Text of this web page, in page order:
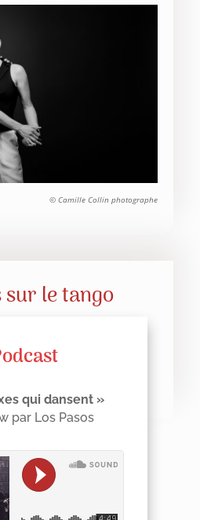
© Camille Collin photographe
sur le tango
qui dansent »
par Los Pasos